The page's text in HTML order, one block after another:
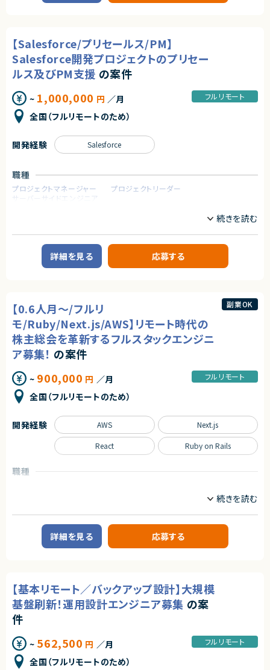
エージェントから
★基本リモート（月1～2回大阪出張あり）
②開発および 問い合わせ対応
③オペレーター レポートやマニュアル作成
④ServiceCloud＋Apex Visualuforce
【必須スキル】（いずれか）
・Salesforce 認定アドミニストレーター資格（または同等の実務知識）
・Apex / Visualforce を用いた開発実務経験（②の開発枠を希望される場
・システム運用におけるマニュアル作成や、ユーザーサポートの経験
業務委託(準委任契約)
契約元
★フルリモート（初日出社はございます）
★Salesforce環境でのスキルを活かせる案件です。
【Salesforce/プリセールス/PM】
Salesforce開発プロジェクトのプリセー
ルス及びPM支援 の案件
~ 1,000,000 円 ／月
全国（フルリモートのため）
フルリモート
職種
プロジェクトマネージャー
プロジェクトリーダー
サーバーサイドエンジニア
■概要
Salesforce開発の部署へのアサインを想定しています。
次年度に向けてSalesforceのPM/プリセールスができる方を探しておりま
求めるスキル
【必須スキル】
・Salesforceを用いた開発経験
・PM経験もしくはプリセールス、ITコンサルティング経験
開発経験 Salesforce
契約形態
業務委託(準委任契約)
株式会社LASSIC
エージェントから
★プリセールスのフェーズからプロジェクトに関わることのできる貴重な案
件です。
詳細を見る 応募する
【0.6人月～/フルリ
モ/Ruby/Next.js/AWS】リモート時代の
株主総会を革新するフルスタックエンジニ
ア募集！ の案件
~ 900,000 円 ／月
全国（フルリモートのため）
フルリモート
副業OK
職種
業務内容
自社サービスとして展開するバーチャル株主総会システムの開発を、技術面
でともにリードしていただけるフルスタックエンジニアを募集します。
サービスを利用されるお客様は業界はさまざまですが大手エンタープライズ
【業務内容詳細】
・エンハンスや新規機能開発（Ruby on RailsとNext.jsを使用してフルスタ
ックに開発）
・インフラ環境の構築（AWS）
・冗長化や高速化、監視の強化
・コードレビュー対応
・顧客からの要望があった際の対応
・定例MTGへの参加
※チケットはやりたいことベースで書かれており、定例MTGで割り振っていく
開発経験 AWS Next.js
React Ruby on Rails
詳細を見る 応募する
【基本リモート／バックアップ設計】大規模
基盤刷新！運用設計エンジニア募集 の案
件
~ 562,500 円 ／月
全国（フルリモートのため）
フルリモート